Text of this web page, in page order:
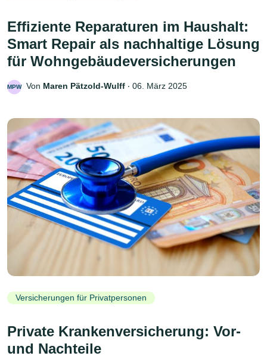
Effiziente Reparaturen im Haushalt:
Smart Repair als nachhaltige Lösung
für Wohngebäudeversicherungen
MPW Von Maren Pätzold-Wulff ‧ 06. März 2025
Versicherungen für Privatpersonen
Private Krankenversicherung: Vor-
und Nachteile